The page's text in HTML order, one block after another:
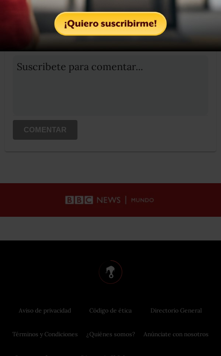
OCULTAR COMENTARIOS
Suscribete para comentar...
COMENTAR
Aviso de privacidad
Términos y Condiciones
Código de ética
¿Quiénes somos?
Directorio General
Anúnciate con nosotros